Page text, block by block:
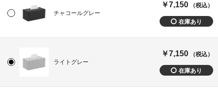
チャコールグレー
￥7,150 （税込）
ライトグレー
￥7,150 （税込）